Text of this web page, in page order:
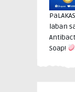
laban
Soap!